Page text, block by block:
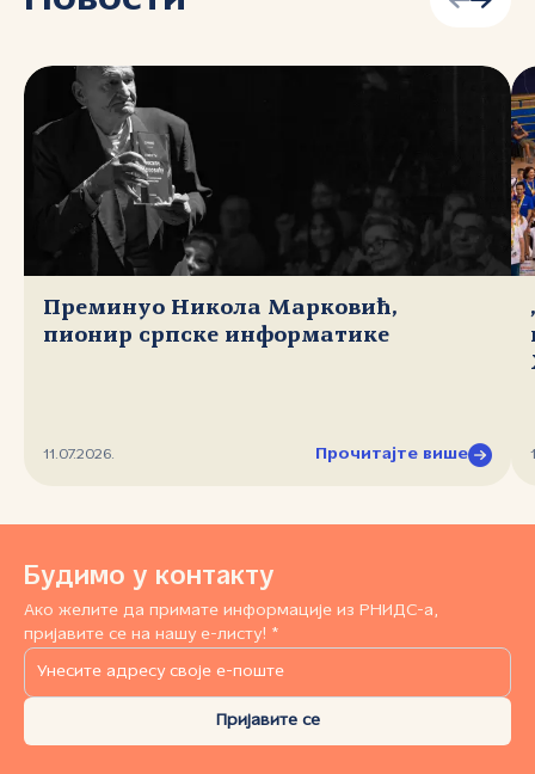
Преминуо Никола Марковић,
пионир српске информатике
11.07.2026. Прочитајте више
Будимо у контакту
Ако желите да примате информације из РНИДС-а,
пријавите се на нашу е-листу! *
Пријавите се